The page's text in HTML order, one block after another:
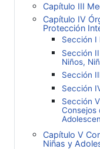
Capítulo III
Capítulo IV
Protección
Sección I
Sección
Niños,
Sección
Sección
Sección
Consejos
Capítulo V
Niñas y